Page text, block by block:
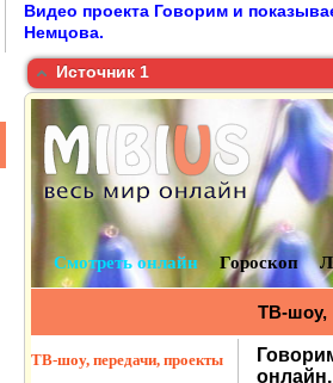
Видео проекта Говорим и
Немцова.
Источник 1